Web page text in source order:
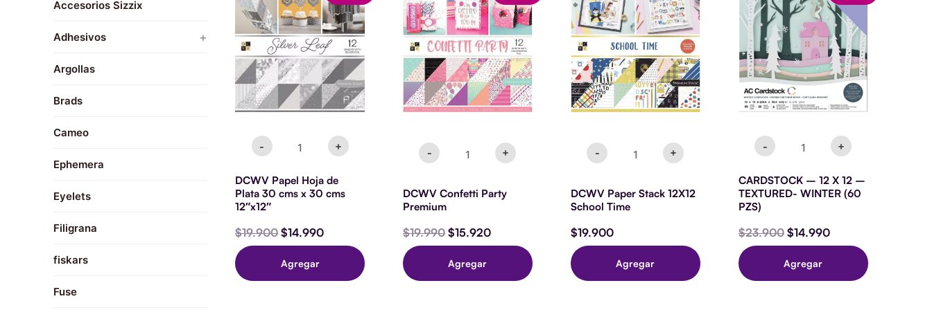
Resina
Accesorios Sizzix
Adhesivos +
Sellos
Vinyl
Argollas
Brads
Cameo
Ephemera
Eyelets
Filigrana
fiskars
Fuse
-
Hoja
de
Plata
30
cms
x
30
cms
12"x12"
+
DCWV Papel Hoja de
Plata 30 cms x 30 cms
12″x12″
$19.900
original
era:
$19.900.
$14.990
actual
es:
$14.990.
Agregar
-
Party
Premium
cantidad
+
DCWV Confetti Party
Premium
$19.990
original
era:
$19.990.
$15.920
actual
es:
$15.920.
Agregar
-
Stack
12X12
School
Time
cantidad
+
DCWV Paper Stack 12X12
School Time
$19.900
Agregar
-
12
X
12
–
TEXTURED-
WINTER
(60
PZS)
cantidad
+
CARDSTOCK – 12 X 12 –
TEXTURED- WINTER (60
PZS)
$23.900
original
era:
$23.900.
$14.990
actual
es:
$14.990.
Agregar